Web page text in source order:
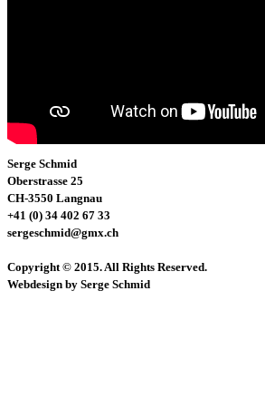
Serge Schmid
Oberstrasse 25
CH-3550 Langnau
+41 (0) 34 402 67 33
sergeschmid@gmx.ch
Copyright © 2015. All Rights Reserved.
Webdesign by Serge Schmid